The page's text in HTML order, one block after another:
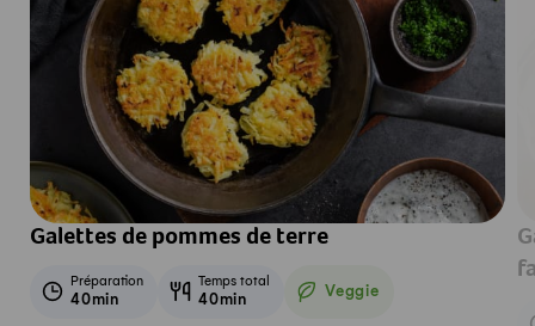
Galettes de pommes de terre
Préparation
40min
Temps total
40min Veggie
Veggie